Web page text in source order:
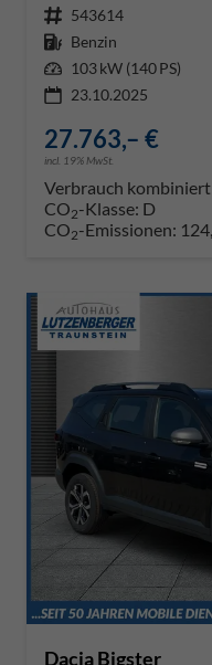
Fahrzeugnr. 543614
Kraftstoff Benzin
Leistung 103 kW (140 PS)
23.10.2025
27.763,– €
incl. 19% MwSt.
Verbrauch
CO2-Klasse: D
CO2-Emissionen:
Dacia Bigster